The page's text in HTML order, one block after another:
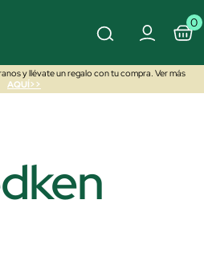
0
y llévate un regalo con tu compra. Ver más
AQUÍ>>